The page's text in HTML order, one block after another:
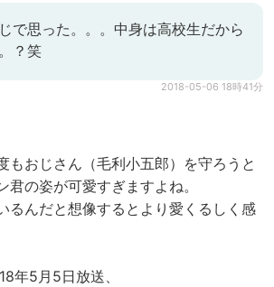
で思った。。。中身は高校生だから
？笑
2018-05-06 18時41分
もおじさん（毛利小五郎）を守ろうと
君の姿が可愛すぎますよね。
るんだと想像するとより愛くるしく感
年5月5日放送、